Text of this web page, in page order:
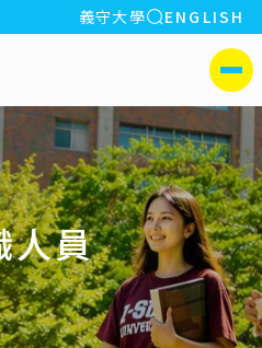
:::
義守大學 全站搜索
ENGLISH
側選單
人員